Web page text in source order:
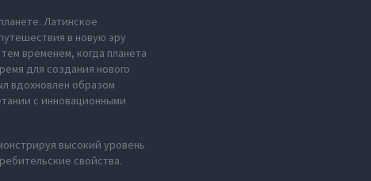
Латинское
в новую эру
временем, когда планета
для создания нового
вдохновлен образом
с инновационными
высокий уровень
свойства.